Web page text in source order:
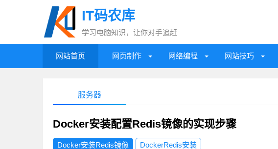
IT码农库
学习电脑知识，让你对手追赶
网站首页 网页制作 网络编程 网站技巧
服务器
Docker安装配置Redis镜像的实现步骤
Docker安装Redis镜像 DockerRedis安装